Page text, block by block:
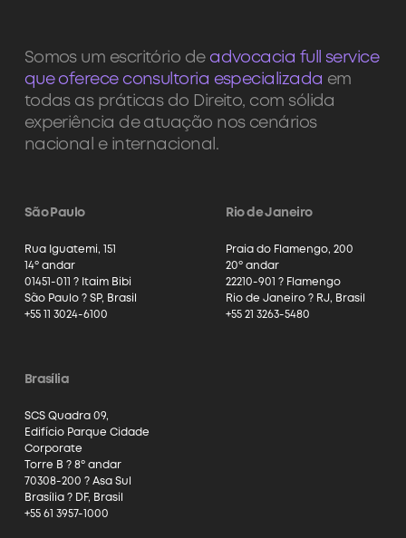
Somos um escritório de advocacia full service
que oferece consultoria especializada em
todas as práticas do Direito, com sólida
experiência de atuação nos cenários
nacional e internacional.
São Paulo
Rua Iguatemi, 151
14º andar
01451-011 ? Itaim Bibi
São Paulo ? SP, Brasil
+55 11 3024-6100
Rio de Janeiro
Praia do Flamengo, 200
20º andar
22210-901 ? Flamengo
Rio de Janeiro ? RJ, Brasil
+55 21 3263-5480
Brasília
SCS Quadra 09,
Edifício Parque Cidade
Corporate
Torre B ? 8º andar
70308-200 ? Asa Sul
Brasília ? DF, Brasil
+55 61 3957-1000